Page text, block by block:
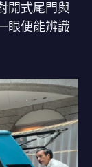
開式尾門與
眼便能辨識